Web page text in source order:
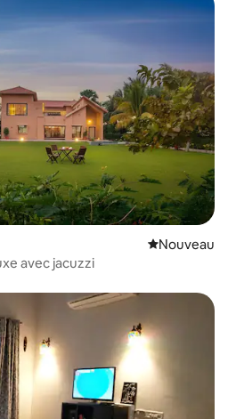
Nouvel
Nouveau
avec jacuzzi